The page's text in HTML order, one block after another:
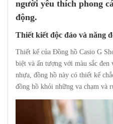
người yêu thích phong
động.
Thiết kiết độc đáo và năng
Thiết kế của Đồng hồ Casio G
biệt và ấn tượng với màu sắc
nhựa, đồng hồ này có thiết kế
đồng hồ khỏi những va chạm và